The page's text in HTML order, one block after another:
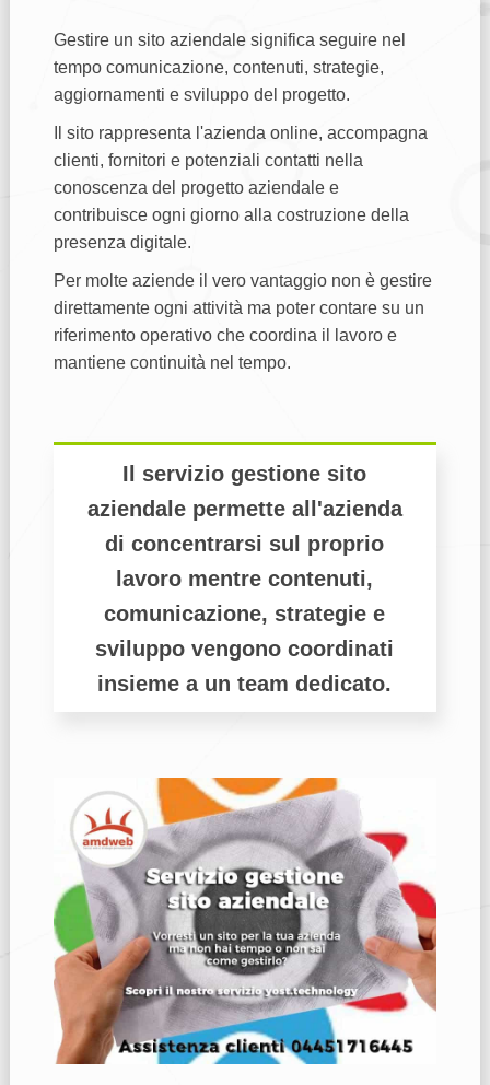
Gestire un sito aziendale significa seguire nel
tempo comunicazione, contenuti, strategie,
aggiornamenti e sviluppo del progetto.
Il sito rappresenta l'azienda online, accompagna
clienti, fornitori e potenziali contatti nella
conoscenza del progetto aziendale e
contribuisce ogni giorno alla costruzione della
presenza digitale.
Per molte aziende il vero vantaggio non è gestire
direttamente ogni attività ma poter contare su un
riferimento operativo che coordina il lavoro e
mantiene continuità nel tempo.
Il servizio gestione sito
aziendale permette all'azienda
di concentrarsi sul proprio
lavoro mentre contenuti,
comunicazione, strategie e
sviluppo vengono coordinati
insieme a un team dedicato.